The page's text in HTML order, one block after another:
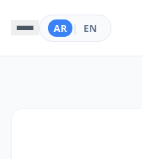
EN
|
AR